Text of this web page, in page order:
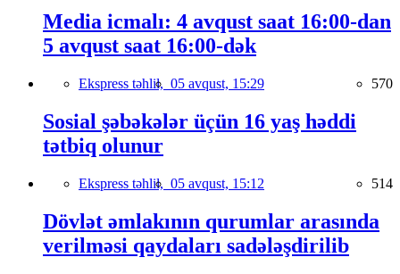
Media icmalı: 4 avqust saat 16:00-dan
5 avqust saat 16:00-dək
Ekspress təhlil, 05 avqust, 15:29 570
Sosial şəbəkələr üçün 16 yaş həddi
tətbiq olunur
Ekspress təhlil, 05 avqust, 15:12 514
Dövlət əmlakının qurumlar arasında
verilməsi qaydaları sadələşdirilib